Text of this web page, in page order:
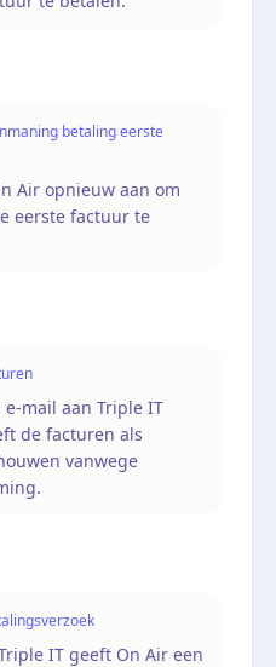
betaling eerste
Air opnieuw aan om
eerste factuur te
mail aan Triple IT
de facturen als
vanwege
IT geeft On Air een